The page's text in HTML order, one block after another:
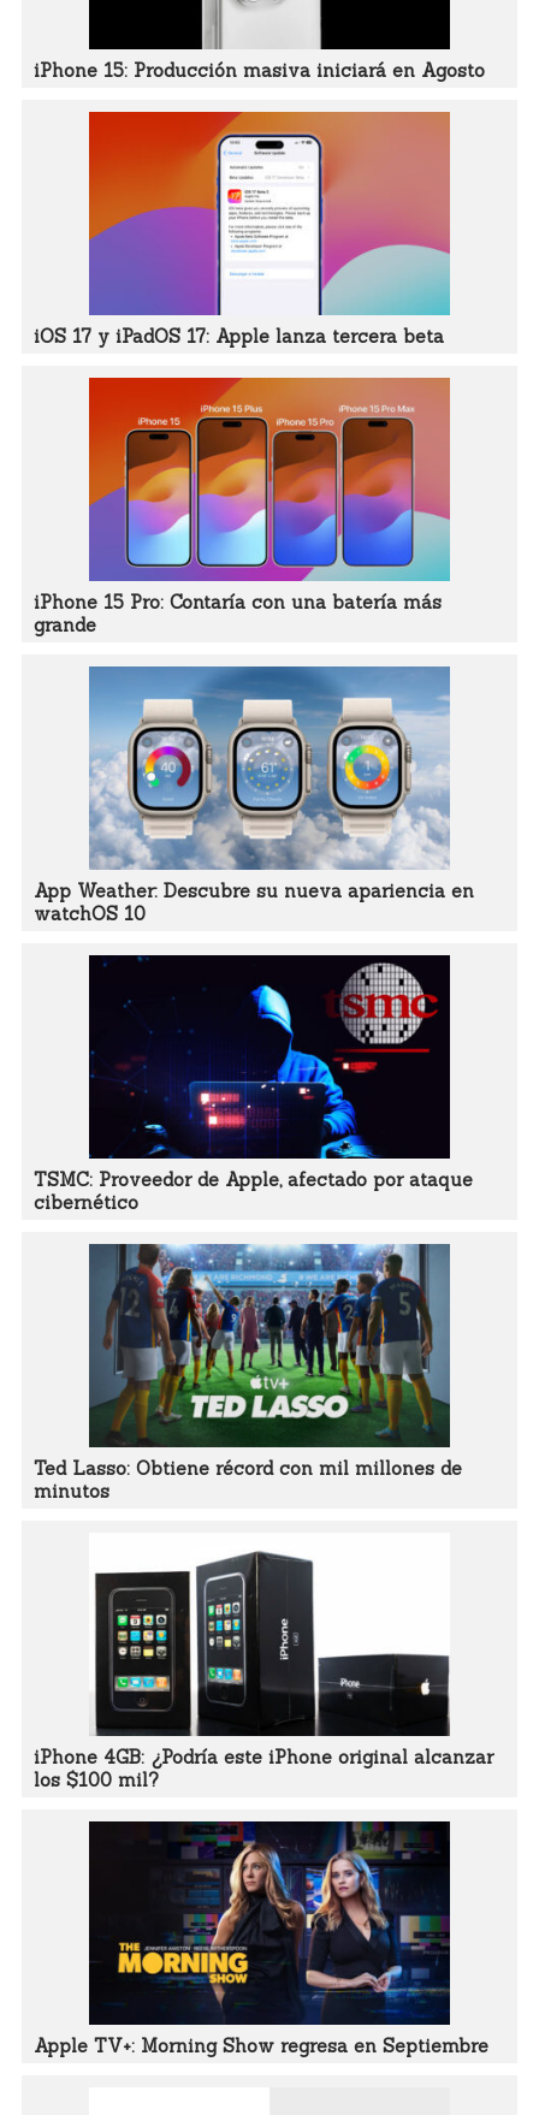
iPhone 15: Producción masiva iniciará en Agosto
iOS 17 y iPadOS 17: Apple lanza tercera beta
iPhone 15 Pro: Contaría con una batería más
grande
App Weather: Descubre su nueva apariencia en
watchOS 10
TSMC: Proveedor de Apple, afectado por ataque
cibernético
Ted Lasso: Obtiene récord con mil millones de
minutos
iPhone 4GB: ¿Podría este iPhone original alcanzar
los $100 mil?
Apple TV+: Morning Show regresa en Septiembre